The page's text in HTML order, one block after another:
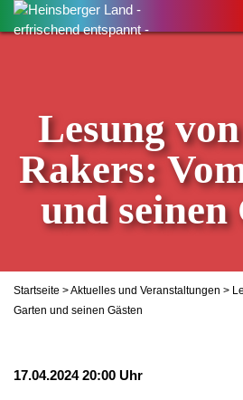
Lesung
Rakers:
und seinen
Startseite >Aktuelles und Veranstaltungen >
Garten und seinen Gästen
17.04.2024 20:00 Uhr